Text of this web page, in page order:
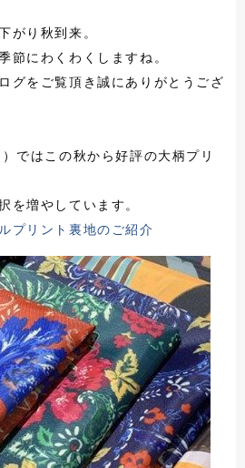
がり秋到来。
節にわくわくしますね。
グをご覧頂き誠にありがとうござ
ではこの秋から好評の大柄プリ
を増やしています。
プリント裏地のご紹介